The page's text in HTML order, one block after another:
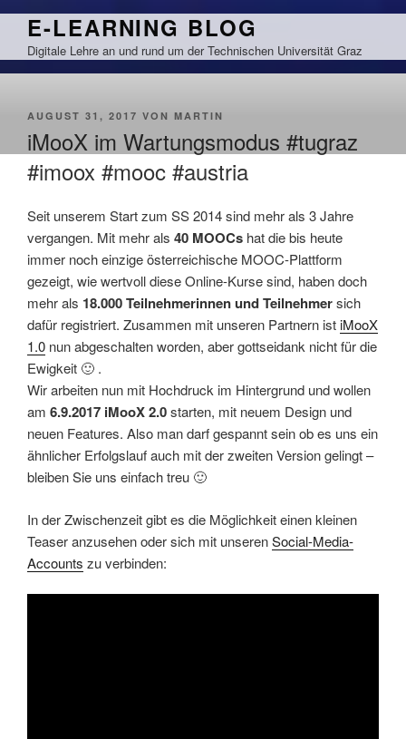
Zum
springen
E-LEARNING BLOG
Digitale Lehre an und rund um der Technischen Universität Graz
VERÖFFENTLICHT
AUGUST 31, 2017 VON MARTIN
iMooX im Wartungsmodus #tugraz
#imoox #mooc #austria
Seit unserem Start zum SS 2014 sind mehr als 3 Jahre
vergangen. Mit mehr als 40 MOOCs hat die bis heute
immer noch einzige österreichische MOOC-Plattform
gezeigt, wie wertvoll diese Online-Kurse sind, haben doch
mehr als 18.000 Teilnehmerinnen und Teilnehmersich
dafür registriert. Zusammen mit unseren Partnern istiMooX
1.0 nun abgeschalten worden, aber gottseidank nicht für die
Ewigkeit 🙂 .
Wir arbeiten nun mit Hochdruck im Hintergrund und wollen
am 6.9.2017 iMooX 2.0starten, mit neuem Design und
neuen Features. Also man darf gespannt sein ob es uns ein
ähnlicher Erfolgslauf auch mit der zweiten Version gelingt –
bleiben Sie uns einfach treu 🙂
In der Zwischenzeit gibt es die Möglichkeit einen kleinen
Teaser anzusehen oder sich mit unserenSocial-Media-
Accounts zu verbinden: